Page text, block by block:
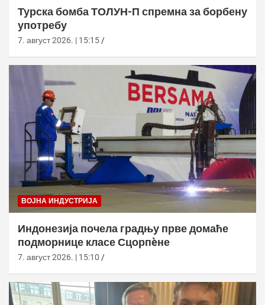
Турска бомба ТОЛУН-П спремна за борбену
употребу
7. август 2026. | 15:15
ВОЈНА ИНДУСТРИЈА
Индонезија почела градњу прве домаће
подморнице класе Сцорпèне
7. август 2026. | 15:10